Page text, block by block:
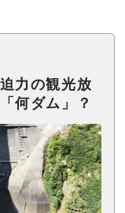
力の観光放
何ダム」？